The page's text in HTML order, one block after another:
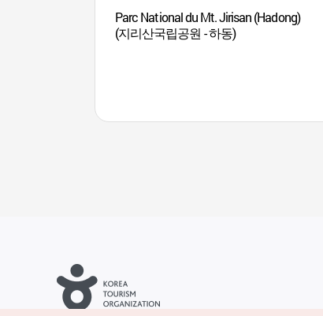
Parc National du Mt. Jirisan (Hadong)
(지리산국립공원 - 하동)